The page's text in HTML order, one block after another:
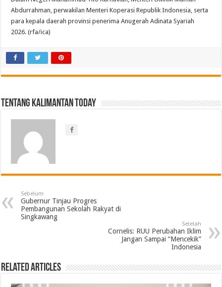
Abdurrahman, perwakilan Menteri Koperasi Republik Indonesia, serta
para kepala daerah provinsi penerima Anugerah Adinata Syariah
2026. (rfa/ica)
Tentang Kalimantan Today
Sebelum
Gubernur Tinjau Progres
Pembangunan Sekolah Rakyat di
Singkawang
Setelah
Cornelis: RUU Perubahan Iklim
Jangan Sampai “Mencekik”
Indonesia
Related Articles